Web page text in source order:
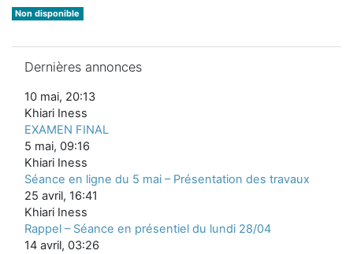
Non disponible
Dernières annonces
10 mai, 20:13
Khiari Iness
EXAMEN FINAL
5 mai, 09:16
Khiari Iness
Séance en ligne du 5 mai – Présentation des travaux
25 avril, 16:41
Khiari Iness
Rappel – Séance en présentiel du lundi 28/04
14 avril, 03:26